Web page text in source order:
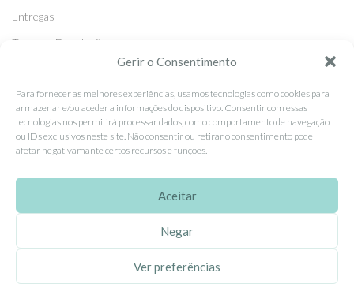
Gerir o Consentimento
Para fornecer as melhores experiências, usamos tecnologias como cookies para
armazenar e/ou aceder a informações do dispositivo. Consentir com essas
tecnologias nos permitirá processar dados, como comportamento de navegação
ou IDs exclusivos neste site. Não consentir ou retirar o consentimento pode
afetar negativamante certos recursos e funções.
Aceitar
Negar
Ver preferências
Entregas
Trocas e Devoluções
SEGUE-NOS
Facebook
Instagram
Pinterest
2026 Criado por